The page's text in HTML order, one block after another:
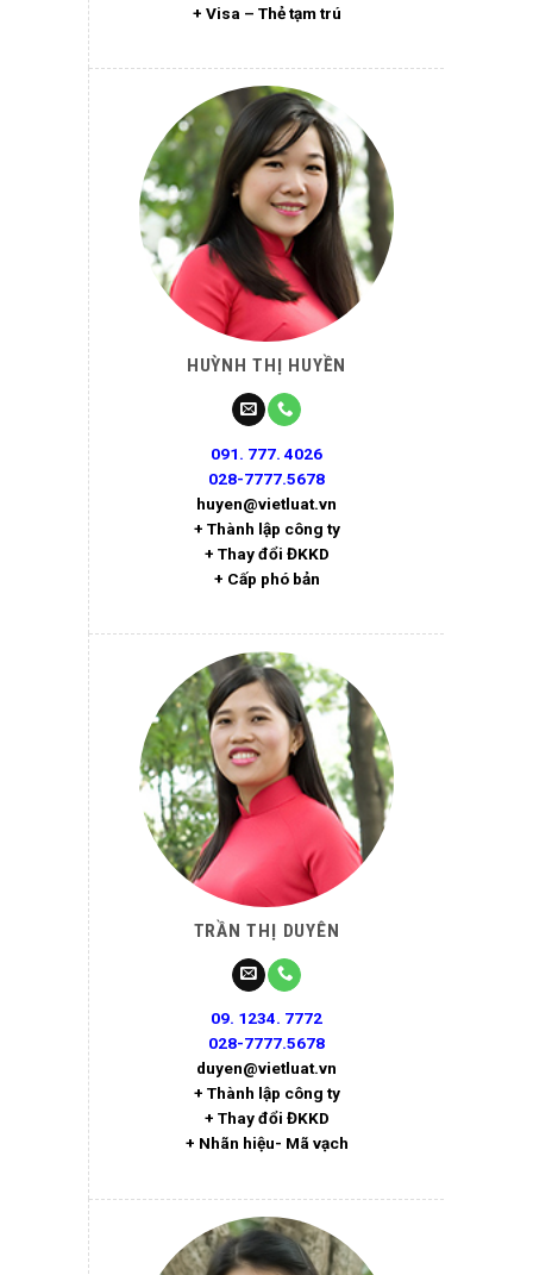
+ Visa – Thẻ tạm trú
HUỲNH THỊ HUYỀN
091. 777. 4026
028-7777.5678
huyen@vietluat.vn
+ Thành lập công ty
+ Thay đổi ĐKKD
+ Cấp phó bản
TRẦN THỊ DUYÊN
09. 1234. 7772
028-7777.5678
duyen@vietluat.vn
+ Thành lập công ty
+ Thay đổi ĐKKD
+ Nhãn hiệu- Mã vạch